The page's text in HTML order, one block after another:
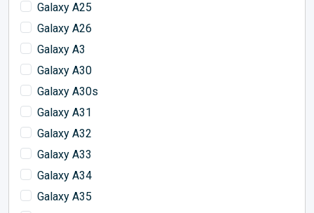
Galaxy A25
Galaxy A26
Galaxy A3
Galaxy A30
Galaxy A30s
Galaxy A31
Galaxy A32
Galaxy A33
Galaxy A34
Galaxy A35